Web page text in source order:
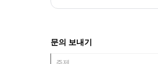
문의 보내기